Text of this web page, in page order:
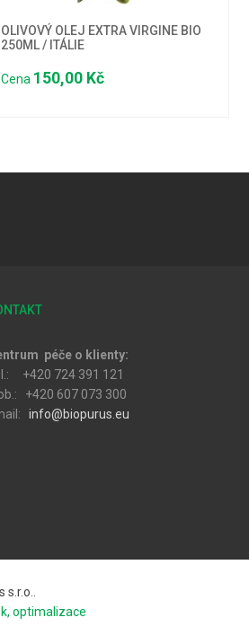
OLIVOVÝ OLEJ EXTRA VIRGINE BIO
250ML / ITÁLIE
Cena 150,00 Kč
péče o klienty:
+420 724 391 121
+420 607 073 300
info@biopurus.eu
optimalizace